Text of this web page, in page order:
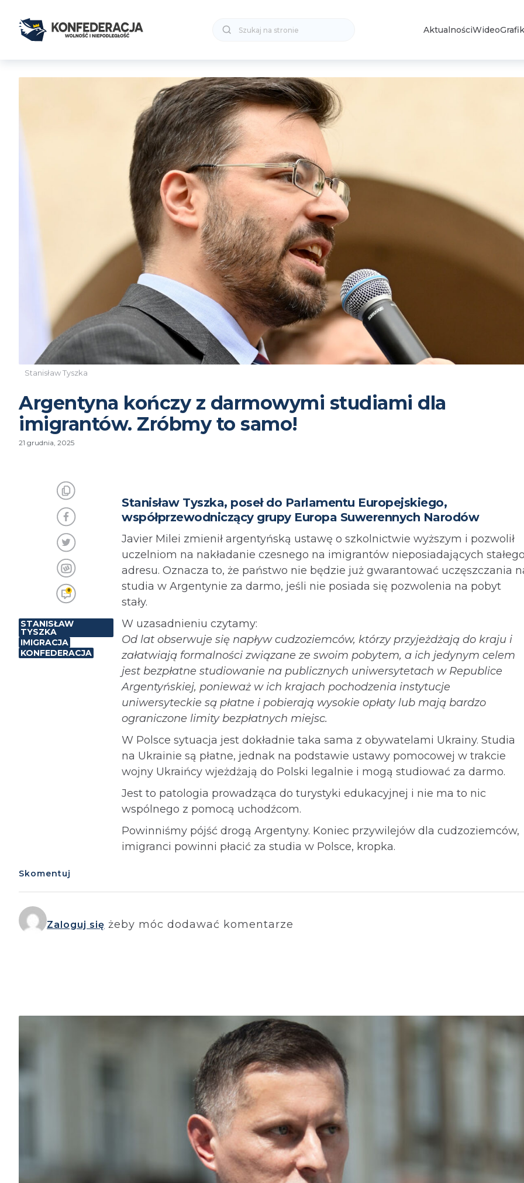
for:
AktualnościWideo
Stanisław Tyszka
Argentyna kończy z darmowymi studiami dla
imigrantów. Zróbmy to samo!
21 grudnia, 2025
0
STANISŁAW
TYSZKA
IMIGRACJA
KONFEDERACJA
Stanisław Tyszka, poseł do Parlamentu Europejskiego,
współprzewodniczący grupy Europa Suwerennych Narodów
Javier Milei zmienił argentyńską ustawę o szkolnictwie wyższym i pozwolił
uczelniom na nakładanie czesnego na imigrantów nieposiadających
adresu. Oznacza to, że państwo nie będzie już gwarantować uczęszczania
studia w Argentynie za darmo, jeśli nie posiada się pozwolenia na pobyt
stały.
W uzasadnieniu czytamy:
Od lat obserwuje się napływ cudzoziemców, którzy przyjeżdżają do kraju i
załatwiają formalności związane ze swoim pobytem, a ich jedynym celem
jest bezpłatne studiowanie na publicznych uniwersytetach w Republice
Argentyńskiej, ponieważ w ich krajach pochodzenia instytucje
uniwersyteckie są płatne i pobierają wysokie opłaty lub mają bardzo
ograniczone limity bezpłatnych miejsc.
W Polsce sytuacja jest dokładnie taka sama z obywatelami Ukrainy. Studia
na Ukrainie są płatne, jednak na podstawie ustawy pomocowej w trakcie
wojny Ukraińcy wjeżdżają do Polski legalnie i mogą studiować za darmo.
Jest to patologia prowadząca do turystyki edukacyjnej i nie ma to nic
wspólnego z pomocą uchodźcom.
Powinniśmy pójść drogą Argentyny. Koniec przywilejów dla cudzoziemców,
imigranci powinni płacić za studia w Polsce, kropka.
Skomentuj
Zaloguj się żeby móc dodawać komentarze